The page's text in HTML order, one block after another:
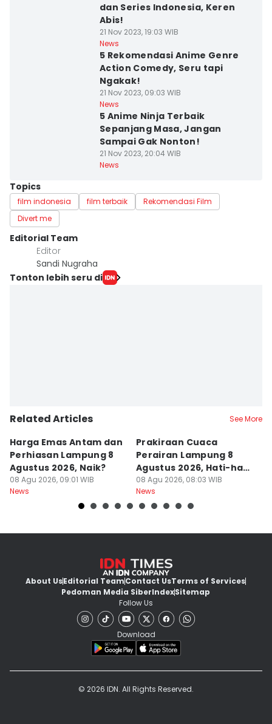
dan Series Indonesia, Keren
Abis!
21 Nov 2023, 19:03 WIB
News
5 Rekomendasi Anime Genre
Action Comedy, Seru tapi
Ngakak!
21 Nov 2023, 09:03 WIB
News
5 Anime Ninja Terbaik
Sepanjang Masa, Jangan
Sampai Gak Nonton!
21 Nov 2023, 20:04 WIB
News
Topics
film indonesia film terbaik
Rekomendasi Film
Divert me
Editorial Team
Editor
Sandi Nugraha
Tonton lebih seru di
Related Articles See More
Harga Emas Antam dan
Perhiasan Lampung 8
Agustus 2026, Naik?
08 Agu 2026, 09:01 WIB
News
Prakiraan Cuaca
Perairan Lampung 8
Agustus 2026, Hati-hati
Berlayar
08 Agu 2026, 08:03 WIB
News
About UsEditorial TeamContact UsTerms of Services
Pedoman Media SiberIndexSitemap
Follow Us
Download
© 2026 IDN. All Rights Reserved.